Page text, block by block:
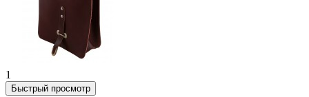
1
Быстрый просмотр